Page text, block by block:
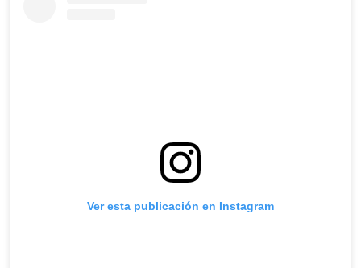
Ver esta publicación en Instagram